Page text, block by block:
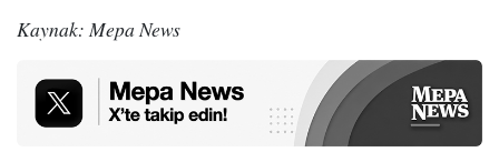
Kaynak: Mepa News